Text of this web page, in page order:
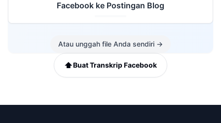
Facebook ke Postingan Blog
Atau unggah file Anda sendiri →
⬆️Buat Transkrip Facebook